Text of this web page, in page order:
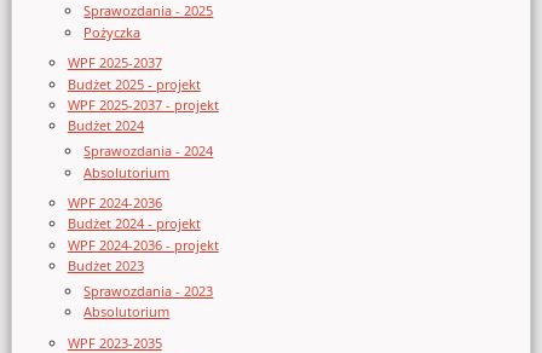
Sprawozdania - 2025
Pożyczka
WPF 2025-2037
Budżet 2025 - projekt
WPF 2025-2037 - projekt
Budżet 2024
Sprawozdania - 2024
Absolutorium
WPF 2024-2036
Budżet 2024 - projekt
WPF 2024-2036 - projekt
Budżet 2023
Sprawozdania - 2023
Absolutorium
WPF 2023-2035